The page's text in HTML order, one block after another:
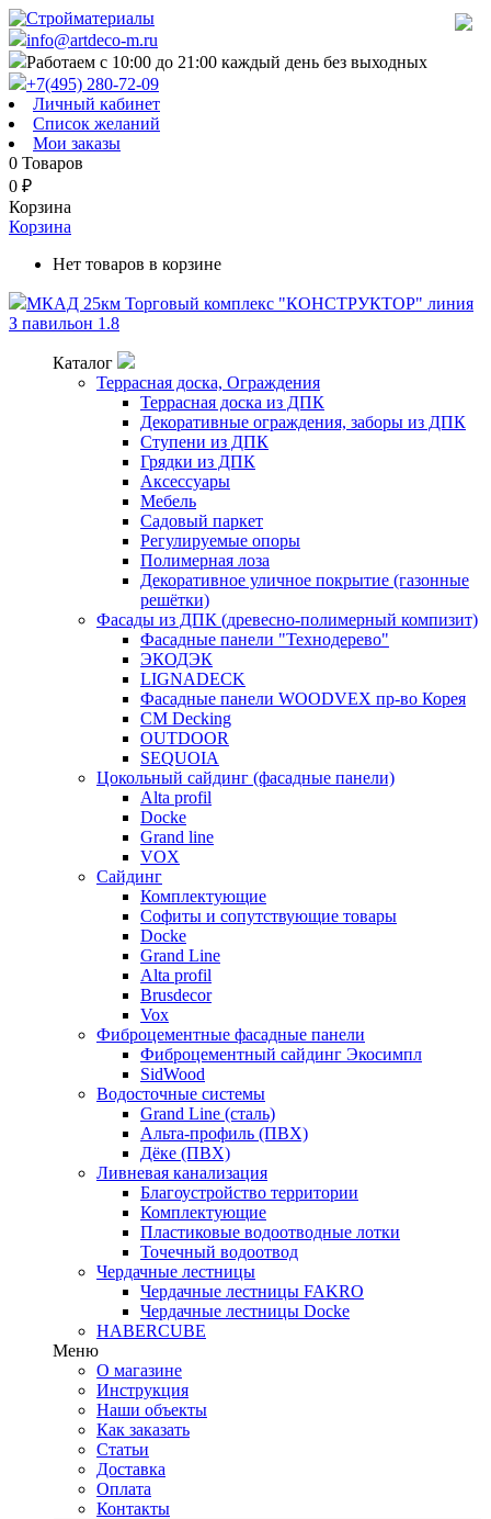
info@artdeco-m.ru
Работаем с 10:00 до 21:00 каждый день без выходных
+7(495) 280-72-09
Личный кабинет
Список желаний
Мои заказы
0 Товаров
0 ₽
Корзина
Корзина
Нет товаров в корзине
МКАД 25км Торговый комплекс "КОНСТРУКТОР" линия
З павильон 1.8
Каталог
Террасная доска, Ограждения
Террасная доска из ДПК
Декоративные ограждения, заборы из ДПК
Ступени из ДПК
Грядки из ДПК
Аксессуары
Мебель
Садовый паркет
Регулируемые опоры
Полимерная лоза
Декоративное уличное покрытие (газонные
решётки)
Фасады из ДПК (древесно-полимерный компизит)
Фасадные панели "Технодерево"
ЭКОДЭК
LIGNADECK
Фасадные панели WOODVEX пр-во Корея
CM Decking
OUTDOOR
SEQUOIA
Цокольный сайдинг (фасадные панели)
Alta profil
Docke
Grand line
VOX
Сайдинг
Комплектующие
Софиты и сопутствующие товары
Docke
Grand Line
Alta profil
Brusdecor
Vox
Фиброцементные фасадные панели
Фиброцементный сайдинг Экосимпл
SidWood
Водосточные системы
Grand Line (сталь)
Альта-профиль (ПВХ)
Дёке (ПВХ)
Ливневая канализация
Благоустройство территории
Комплектующие
Пластиковые водоотводные лотки
Точечный водоотвод
Чердачные лестницы
Чердачные лестницы FAKRO
Чердачные лестницы Docke
HABERCUBE
Меню
О магазине
Инструкция
Наши объекты
Как заказать
Статьи
Доставка
Оплата
Контакты